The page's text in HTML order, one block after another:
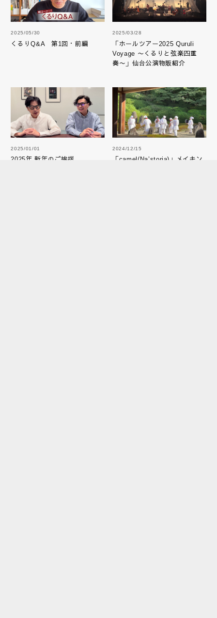
2025/05/30
くるりQ&A 第1回・前編
2025/03/28
「ホールツアー2025 Quruli
Voyage 〜くるりと弦楽四重
奏〜」仙台公演物販紹介
2025/01/01
2025年 新年のご挨拶
2024/12/15
「camel(Na’storia)」メイキン